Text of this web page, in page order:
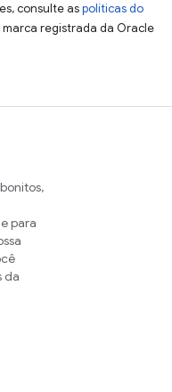
consulte aspolíticas do
marca registrada da Oracle
para
da